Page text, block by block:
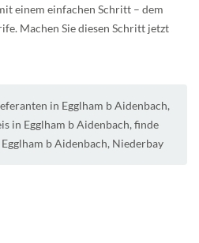
einem einfachen Schritt – dem
Machen Sie diesen Schritt jetzt
in Egglham b Aidenbach,
in Egglham b Aidenbach, finde
b Aidenbach, Niederbay